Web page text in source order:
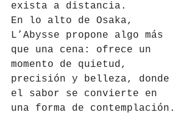
exista a distancia.
En lo alto de Osaka,
L’Abysse propone algo más
que una cena: ofrece un
momento de quietud,
precisión y belleza, donde
el sabor se convierte en
una forma de contemplación.